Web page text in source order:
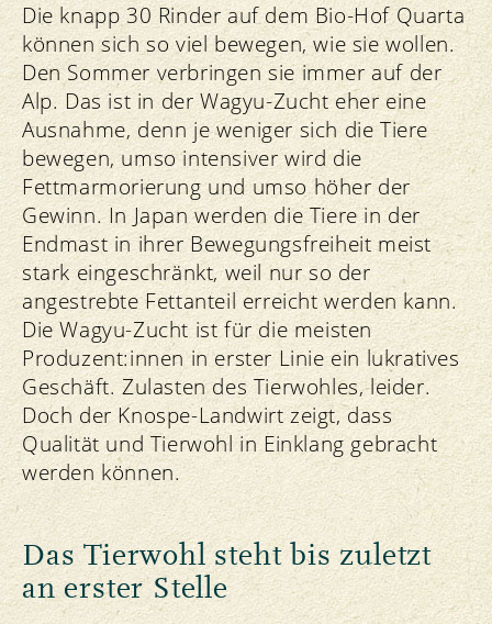
Die knapp 30 Rinder auf dem Bio-Hof Quarta
können sich so viel bewegen, wie sie wollen.
Den Sommer verbringen sie immer auf der
Alp. Das ist in der Wagyu-Zucht eher eine
Ausnahme, denn je weniger sich die Tiere
bewegen, umso intensiver wird die
Fettmarmorierung und umso höher der
Gewinn. In Japan werden die Tiere in der
Endmast in ihrer Bewegungsfreiheit meist
stark eingeschränkt, weil nur so der
angestrebte Fettanteil erreicht werden kann.
Die Wagyu-Zucht ist für die meisten
Produzent:innen in erster Linie ein lukratives
Geschäft. Zulasten des Tierwohles, leider.
Doch der Knospe-Landwirt zeigt, dass
Qualität und Tierwohl in Einklang gebracht
werden können.
Das Tierwohl steht bis zuletzt
an erster Stelle